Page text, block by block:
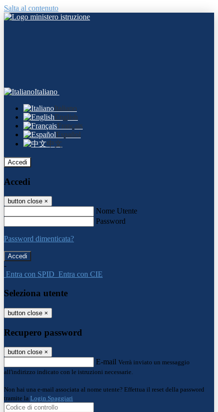
Salta al contenuto
Italiano
Italiano
English
Français
Español
中文
Accedi
Accedi
button close ×
Nome Utente
Password
Password dimenticata?
-
Entra con SPID Entra con CIE
Seleziona utente
button close ×
Recupero password
button close ×
E-mail Verrà inviato un messaggio
all'indirizzo indicato con le istruzioni necessarie.
Non hai una e-mail associata al nome utente? Effettua il reset della password
tramite la Login Spaggiari